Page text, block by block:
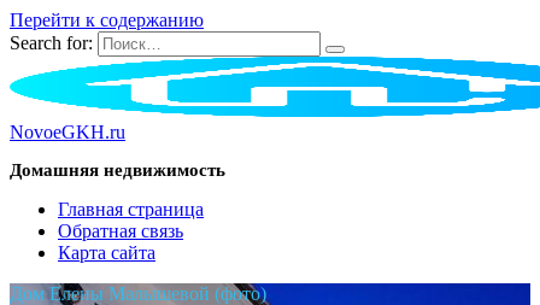
Перейти к содержанию
Search for:
NovoeGKH.ru
Домашняя недвижимость
Главная страница
Обратная связь
Карта сайта
Дом Елены Малышевой (фото)